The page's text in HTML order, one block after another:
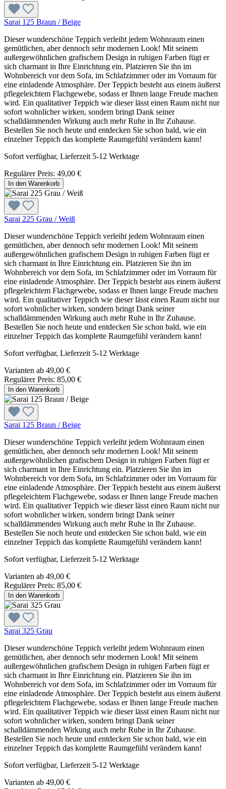
Sarai 125 Braun / Beige
Dieser wunderschöne Teppich verleiht jedem Wohnraum einen
gemütlichen, aber dennoch sehr modernen Look! Mit seinem
außergewöhnlichen grafischem Design in ruhigen Farben fügt er
sich charmant in Ihre Einrichtung ein. Platzieren Sie ihn im
Wohnbereich vor dem Sofa, im Schlafzimmer oder im Vorraum für
eine einladende Atmosphäre. Der Teppich besteht aus einem äußerst
pflegeleichtem Flachgewebe, sodass er Ihnen lange Freude machen
wird. Ein qualitativer Teppich wie dieser lässt einen Raum nicht nur
sofort wohnlicher wirken, sondern bringt Dank seiner
schalldämmenden Wirkung auch mehr Ruhe in Ihr Zuhause.
Bestellen Sie noch heute und entdecken Sie schon bald, wie ein
einzelner Teppich das komplette Raumgefühl verändern kann!
Sofort verfügbar, Lieferzeit 5-12 Werktage
Regulärer Preis: 49,00 €
In den Warenkorb
Sarai 225 Grau / Weiß
Dieser wunderschöne Teppich verleiht jedem Wohnraum einen
gemütlichen, aber dennoch sehr modernen Look! Mit seinem
außergewöhnlichen grafischem Design in ruhigen Farben fügt er
sich charmant in Ihre Einrichtung ein. Platzieren Sie ihn im
Wohnbereich vor dem Sofa, im Schlafzimmer oder im Vorraum für
eine einladende Atmosphäre. Der Teppich besteht aus einem äußerst
pflegeleichtem Flachgewebe, sodass er Ihnen lange Freude machen
wird. Ein qualitativer Teppich wie dieser lässt einen Raum nicht nur
sofort wohnlicher wirken, sondern bringt Dank seiner
schalldämmenden Wirkung auch mehr Ruhe in Ihr Zuhause.
Bestellen Sie noch heute und entdecken Sie schon bald, wie ein
einzelner Teppich das komplette Raumgefühl verändern kann!
Sofort verfügbar, Lieferzeit 5-12 Werktage
Varianten ab 49,00 €
Regulärer Preis: 85,00 €
In den Warenkorb
Sarai 125 Braun / Beige
Dieser wunderschöne Teppich verleiht jedem Wohnraum einen
gemütlichen, aber dennoch sehr modernen Look! Mit seinem
außergewöhnlichen grafischem Design in ruhigen Farben fügt er
sich charmant in Ihre Einrichtung ein. Platzieren Sie ihn im
Wohnbereich vor dem Sofa, im Schlafzimmer oder im Vorraum für
eine einladende Atmosphäre. Der Teppich besteht aus einem äußerst
pflegeleichtem Flachgewebe, sodass er Ihnen lange Freude machen
wird. Ein qualitativer Teppich wie dieser lässt einen Raum nicht nur
sofort wohnlicher wirken, sondern bringt Dank seiner
schalldämmenden Wirkung auch mehr Ruhe in Ihr Zuhause.
Bestellen Sie noch heute und entdecken Sie schon bald, wie ein
einzelner Teppich das komplette Raumgefühl verändern kann!
Sofort verfügbar, Lieferzeit 5-12 Werktage
Varianten ab 49,00 €
Regulärer Preis: 85,00 €
In den Warenkorb
Sarai 325 Grau
Dieser wunderschöne Teppich verleiht jedem Wohnraum einen
gemütlichen, aber dennoch sehr modernen Look! Mit seinem
außergewöhnlichen grafischem Design in ruhigen Farben fügt er
sich charmant in Ihre Einrichtung ein. Platzieren Sie ihn im
Wohnbereich vor dem Sofa, im Schlafzimmer oder im Vorraum für
eine einladende Atmosphäre. Der Teppich besteht aus einem äußerst
pflegeleichtem Flachgewebe, sodass er Ihnen lange Freude machen
wird. Ein qualitativer Teppich wie dieser lässt einen Raum nicht nur
sofort wohnlicher wirken, sondern bringt Dank seiner
schalldämmenden Wirkung auch mehr Ruhe in Ihr Zuhause.
Bestellen Sie noch heute und entdecken Sie schon bald, wie ein
einzelner Teppich das komplette Raumgefühl verändern kann!
Sofort verfügbar, Lieferzeit 5-12 Werktage
Varianten ab 49,00 €